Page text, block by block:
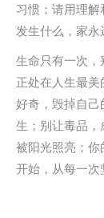
习惯；请用理
发生什么，家永
生命只有一次
正处在人生最
好奇，毁掉自己
生；别让毒品
被阳光照亮；
开始，从每一次